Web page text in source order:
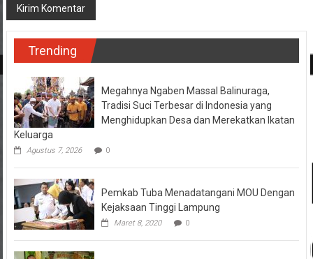
Trending
Megahnya Ngaben Massal Balinuraga,
Tradisi Suci Terbesar di Indonesia yang
Menghidupkan Desa dan Merekatkan Ikatan
Keluarga
Agustus 7, 2026 0
Pemkab Tuba Menadatangani MOU Dengan
Kejaksaan Tinggi Lampung
Maret 8, 2020 0